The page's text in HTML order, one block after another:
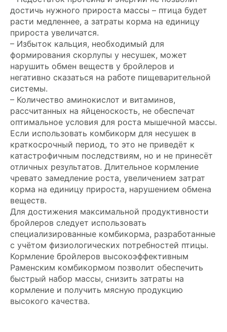
достичь нужного прироста массы – птица будет
расти медленнее, а затраты корма на единицу
прироста увеличатся.
– Избыток кальция, необходимый для
формирования скорлупы у несушек, может
нарушить обмен веществ у бройлеров и
негативно сказаться на работе пищеварительной
системы.
– Количество аминокислот и витаминов,
рассчитанных на яйценоскость, не обеспечат
оптимальное условия для роста мышечной массы.
Если использовать комбикорм для несушек в
краткосрочный период, то это не приведёт к
катастрофичным последствиям, но и не принесёт
отличных результатов. Длительное кормление
чревато замедление роста, увеличением затрат
корма на единицу прироста, нарушением обмена
веществ.
Для достижения максимальной продуктивности
бройлеров следует использовать
специализированные комбикорма, разработанные
с учётом физиологических потребностей птицы.
Кормление бройлеров высокоэффективным
Раменским комбикормом позволит обеспечить
быстрый набор массы, снизить затраты на
кормление и получить мясную продукцию
высокого качества.